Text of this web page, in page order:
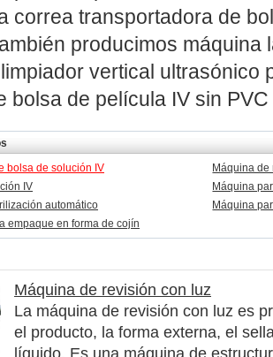
correa transportadora de
producimos máquina
vertical ultrasónico
bolsa de película IV sin
bolsa de solución IV
Máquina
IV
Máquina
automático
Máquina
empaque en forma de cojín
Máquina de revisión con luz
La máquina de revisión con luz es
el producto, la forma externa, el
líquido. Es una máquina de